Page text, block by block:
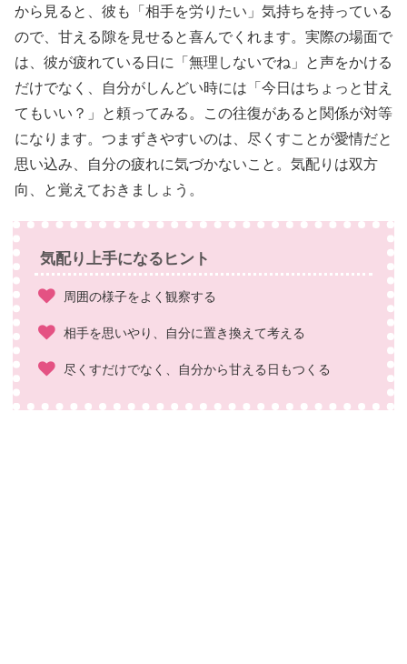
から見ると、彼も「相手を労りたい」気持ちを持っている
ので、甘える隙を見せると喜んでくれます。実際の場面で
は、彼が疲れている日に「無理しないでね」と声をかける
だけでなく、自分がしんどい時には「今日はちょっと甘え
てもいい？」と頼ってみる。この往復があると関係が対等
になります。つまずきやすいのは、尽くすことが愛情だと
思い込み、自分の疲れに気づかないこと。気配りは双方
向、と覚えておきましょう。
気配り上手になるヒント
周囲の様子をよく観察する
相手を思いやり、自分に置き換えて考える
尽くすだけでなく、自分から甘える日もつくる